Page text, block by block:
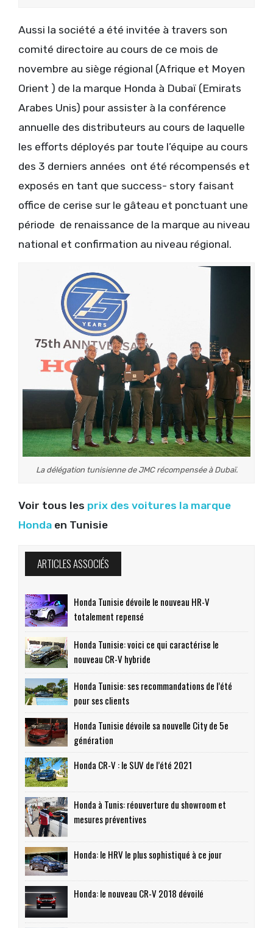
Aussi la société a été invitée à travers son
comité directoire au cours de ce mois de
novembre au siège régional (Afrique et Moyen
Orient ) de la marque Honda à Dubaï (Emirats
Arabes Unis) pour assister à la conférence
annuelle des distributeurs au cours de laquelle
les efforts déployés par toute l’équipe au cours
des 3 derniers années ont été récompensés et
exposés en tant que success- story faisant
office de cerise sur le gâteau et ponctuant une
période de renaissance de la marque au niveau
national et confirmation au niveau régional.
La délégation tunisienne de JMC récompensée à Dubaï.
Voir tous les prix des voitures la marque
Honda en Tunisie
ARTICLES ASSOCIÉS
Honda Tunisie dévoile le nouveau HR-V
totalement repensé
Honda Tunisie: voici ce qui caractérise le
nouveau CR-V hybride
Honda Tunisie: ses recommandations de l’été
pour ses clients
Honda Tunisie dévoile sa nouvelle City de 5e
génération
Honda CR-V : le SUV de l’été 2021
Honda à Tunis: réouverture du showroom et
mesures préventives
Honda: le HRV le plus sophistiqué à ce jour
Honda: le nouveau CR-V 2018 dévoilé